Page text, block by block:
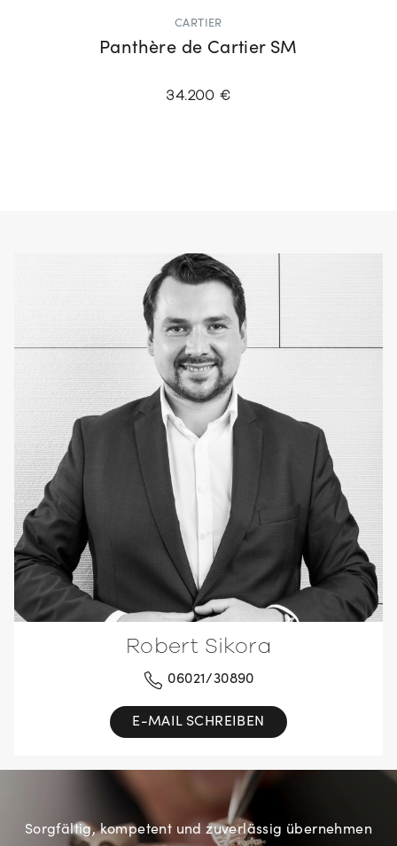
CARTIER
Panthère de Cartier SM
34.200 €
Robert Sikora
06021/30890
E-MAIL SCHREIBEN
Sorgfältig, kompetent und zuverlässig übernehmen